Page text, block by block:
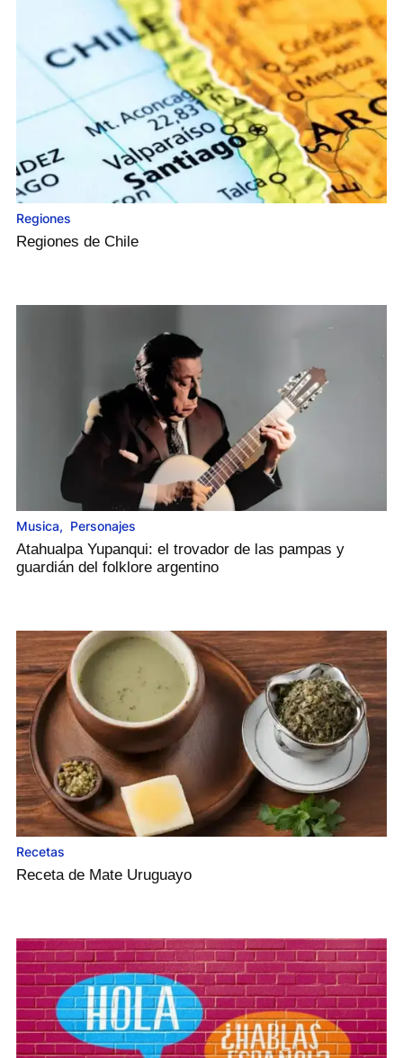
Regiones
Regiones de Chile
Musica, Personajes
Atahualpa Yupanqui: el trovador de las pampas y
guardián del folklore argentino
Recetas
Receta de Mate Uruguayo